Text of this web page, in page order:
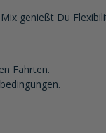
genießt Du
Fahrten.